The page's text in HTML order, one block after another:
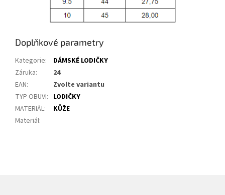
Doplňkové parametry
Kategorie:
DÁMSKÉ LODIČKY
Záruka:
24
EAN:
Zvolte variantu
TYP OBUVI: LODIČKY
MATERIÁL:
KŮŽE
Materiál: